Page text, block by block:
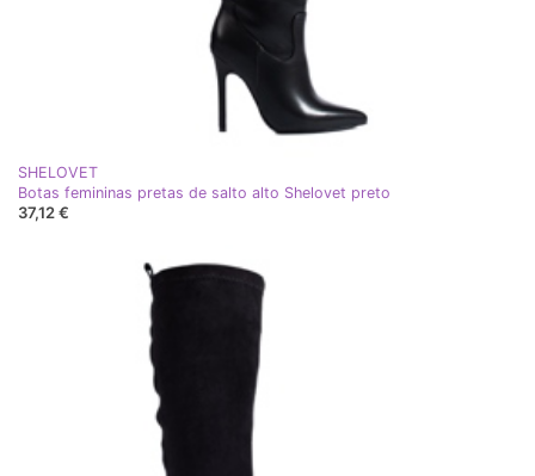
SHELOVET
Botas femininas pretas de salto alto Shelovet preto
37,12 €